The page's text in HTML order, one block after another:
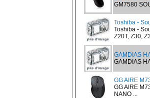
GM7580
Toshiba -
Toshiba -
Z20T, Z30,
GAMDIAS
GAMDIAS
GG AIRE
GG AIRE
NANO ...